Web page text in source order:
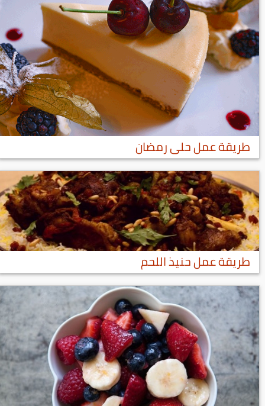
طريقة عمل حلى رمضان
طريقة عمل حنيذ اللحم